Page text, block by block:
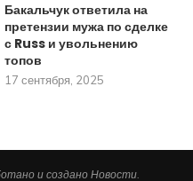
Бакальчук ответила на
претензии мужа по сделке
с Russ и увольнению
топов
17 сентября, 2025
и создано Новости.